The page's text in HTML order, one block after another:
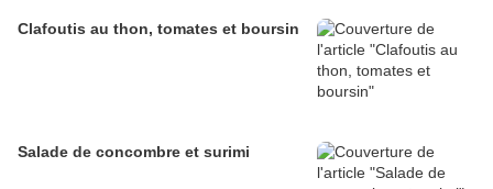
Clafoutis au thon, tomates et boursin
Salade de concombre et surimi